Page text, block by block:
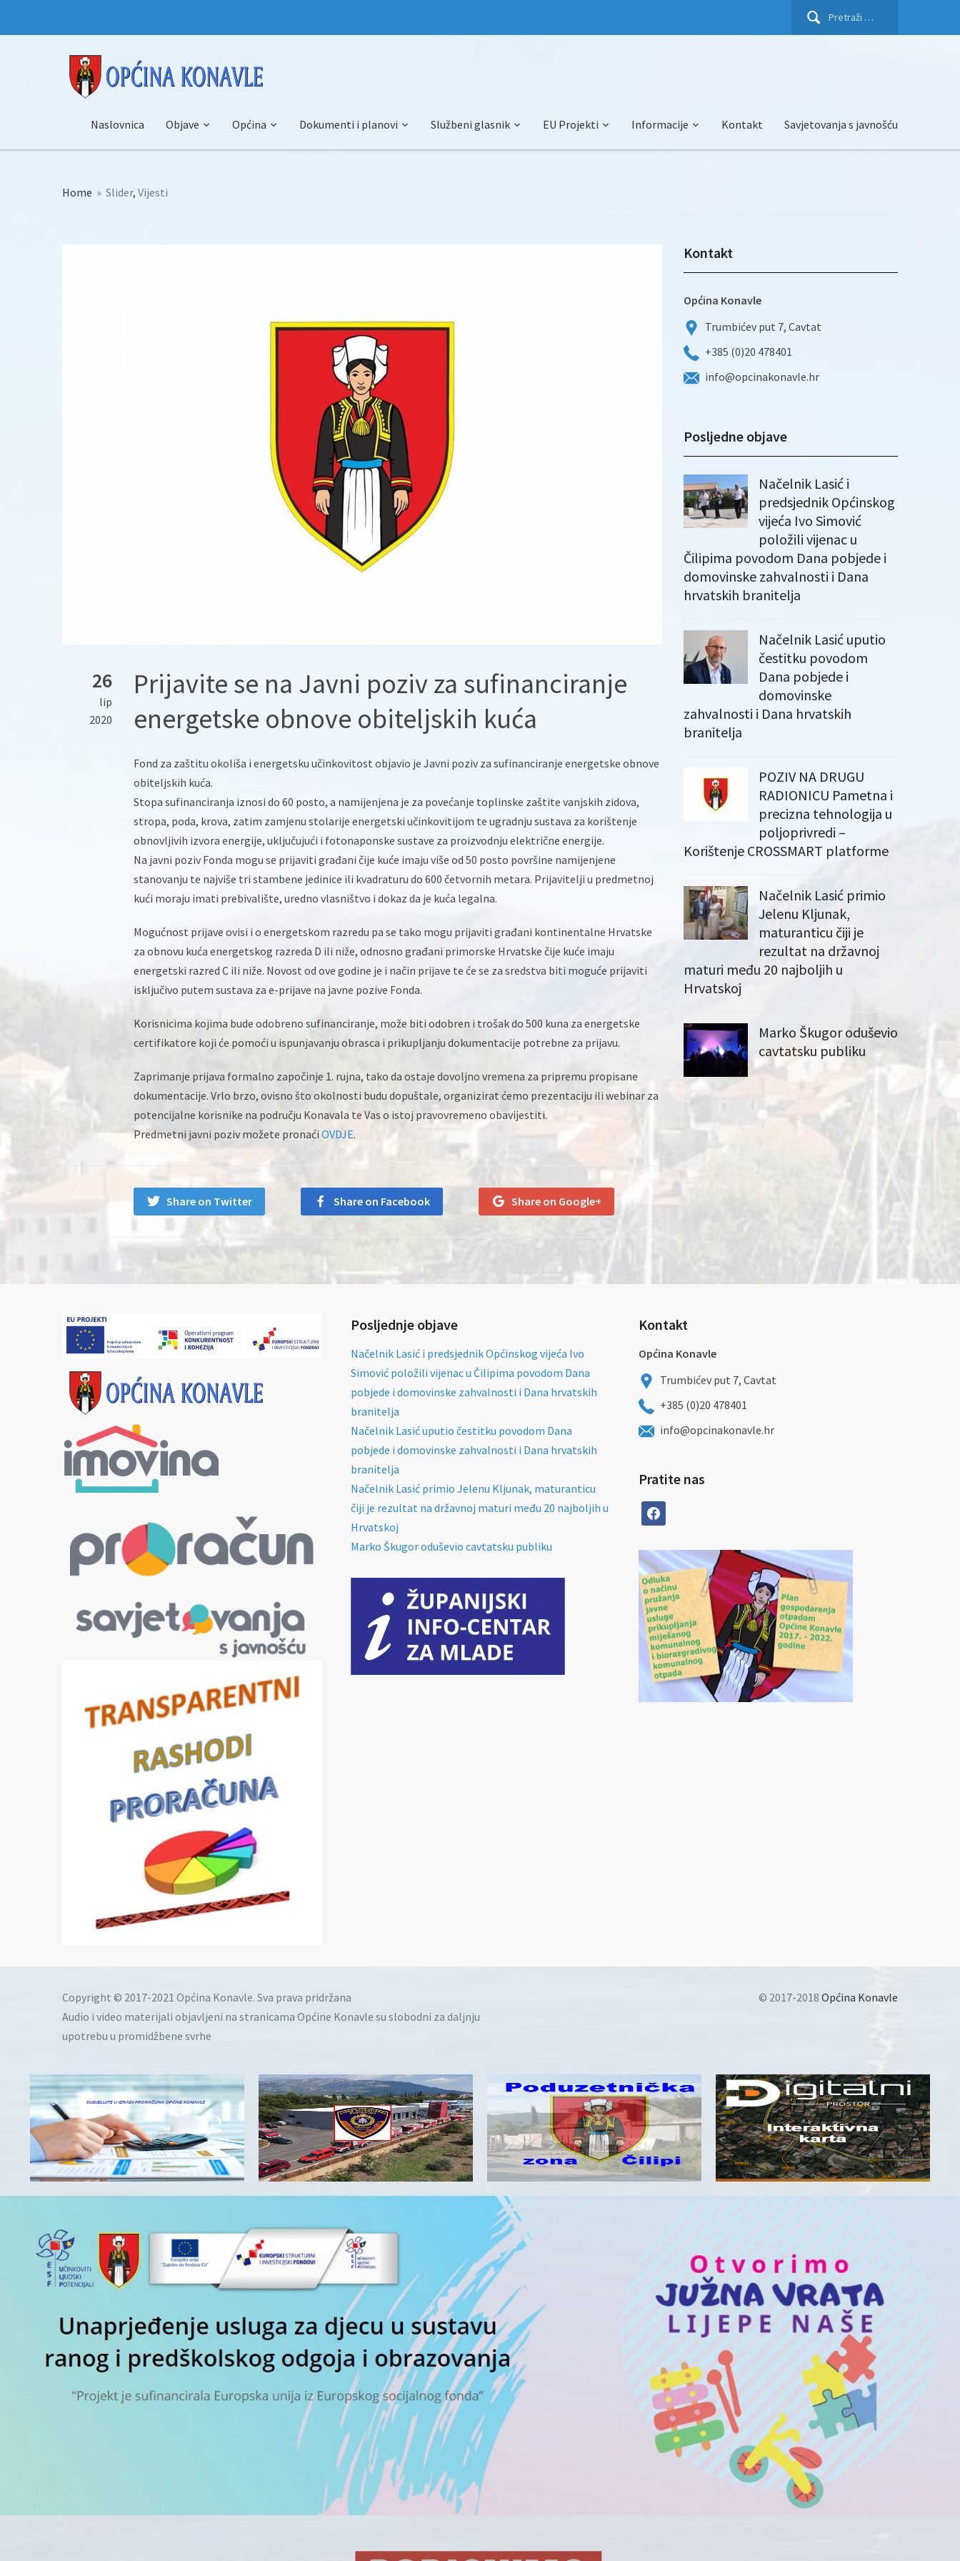
Pretraži:
Naslovnica Objave Općina Dokumenti i planovi Službeni glasnik EU Projekti Informacije Kontakt Savjetovanja s javnošću
Home » Slider, Vijesti
26
lip
2020
Prijavite se na Javni poziv za sufinanciranje
energetske obnove obiteljskih kuća
Fond za zaštitu okoliša i energetsku učinkovitost objavio je Javni poziv za sufinanciranje energetske obnove
obiteljskih kuća.
Stopa sufinanciranja iznosi do 60 posto, a namijenjena je za povećanje toplinske zaštite vanjskih zidova,
stropa, poda, krova, zatim zamjenu stolarije energetski učinkovitijom te ugradnju sustava za korištenje
obnovljivih izvora energije, uključujući i fotonaponske sustave za proizvodnju električne energije.
Na javni poziv Fonda mogu se prijaviti građani čije kuće imaju više od 50 posto površine namijenjene
stanovanju te najviše tri stambene jedinice ili kvadraturu do 600 četvornih metara. Prijavitelji u predmetnoj
kući moraju imati prebivalište, uredno vlasništvo i dokaz da je kuća legalna.
Mogućnost prijave ovisi i o energetskom razredu pa se tako mogu prijaviti građani kontinentalne Hrvatske
za obnovu kuća energetskog razreda D ili niže, odnosno građani primorske Hrvatske čije kuće imaju
energetski razred C ili niže. Novost od ove godine je i način prijave te će se za sredstva biti moguće prijaviti
isključivo putem sustava za e-prijave na javne pozive Fonda.
Korisnicima kojima bude odobreno sufinanciranje, može biti odobren i trošak do 500 kuna za energetske
certifikatore koji će pomoći u ispunjavanju obrasca i prikupljanju dokumentacije potrebne za prijavu.
Zaprimanje prijava formalno započinje 1. rujna, tako da ostaje dovoljno vremena za pripremu propisane
dokumentacije. Vrlo brzo, ovisno što okolnosti budu dopuštale, organizirat ćemo prezentaciju ili webinar za
potencijalne korisnike na području Konavala te Vas o istoj pravovremeno obavijestiti.
Predmetni javni poziv možete pronaćiOVDJE.
Share on Twitter Share on Facebook Share on Google+
Kontakt
Općina Konavle
Trumbićev put 7, Cavtat
+385 (0)20 478401
info@opcinakonavle.hr
Posljedne objave
Načelnik Lasić i
predsjednik Općinskog
vijeća Ivo Simović
položili vijenac u
Čilipima povodom Dana pobjede i
domovinske zahvalnosti i Dana
hrvatskih branitelja
Načelnik Lasić uputio
čestitku povodom
Dana pobjede i
domovinske
zahvalnosti i Dana hrvatskih
branitelja
POZIV NA DRUGU
RADIONICU Pametna i
precizna tehnologija u
poljoprivredi –
Korištenje CROSSMART platforme
Načelnik Lasić primio
Jelenu Kljunak,
maturanticu čiji je
rezultat na državnoj
maturi među 20 najboljih u
Hrvatskoj
Marko Škugor oduševio
cavtatsku publiku
Posljednje objave
Načelnik Lasić i predsjednik Općinskog vijeća Ivo
Simović položili vijenac u Čilipima povodom Dana
pobjede i domovinske zahvalnosti i Dana hrvatskih
branitelja
Načelnik Lasić uputio čestitku povodom Dana
pobjede i domovinske zahvalnosti i Dana hrvatskih
branitelja
Načelnik Lasić primio Jelenu Kljunak, maturanticu
čiji je rezultat na državnoj maturi među 20 najboljih u
Hrvatskoj
Marko Škugor oduševio cavtatsku publiku
Kontakt
Općina Konavle
Trumbićev put 7, Cavtat
+385 (0)20 478401
info@opcinakonavle.hr
Pratite nas
facebook
Copyright © 2017-2021 Općina Konavle. Sva prava pridržana
Audio i video materijali objavljeni na stranicama Općine Konavle su slobodni za daljnju
upotrebu u promidžbene svrhe
© 2017-2018 Općina Konavle